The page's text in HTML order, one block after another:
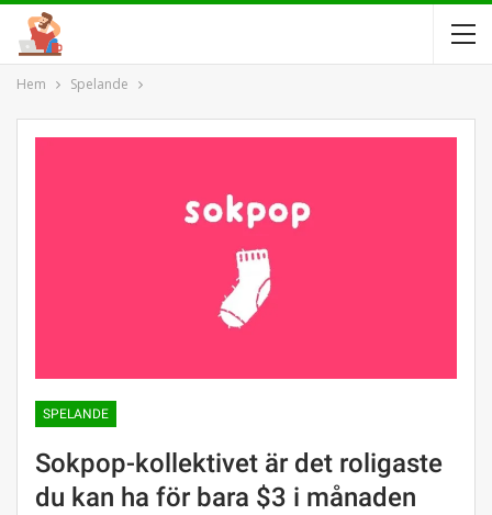
Hem Spelande
SPELANDE
Sokpop-kollektivet är det roligaste
du kan ha för bara $3 i månaden